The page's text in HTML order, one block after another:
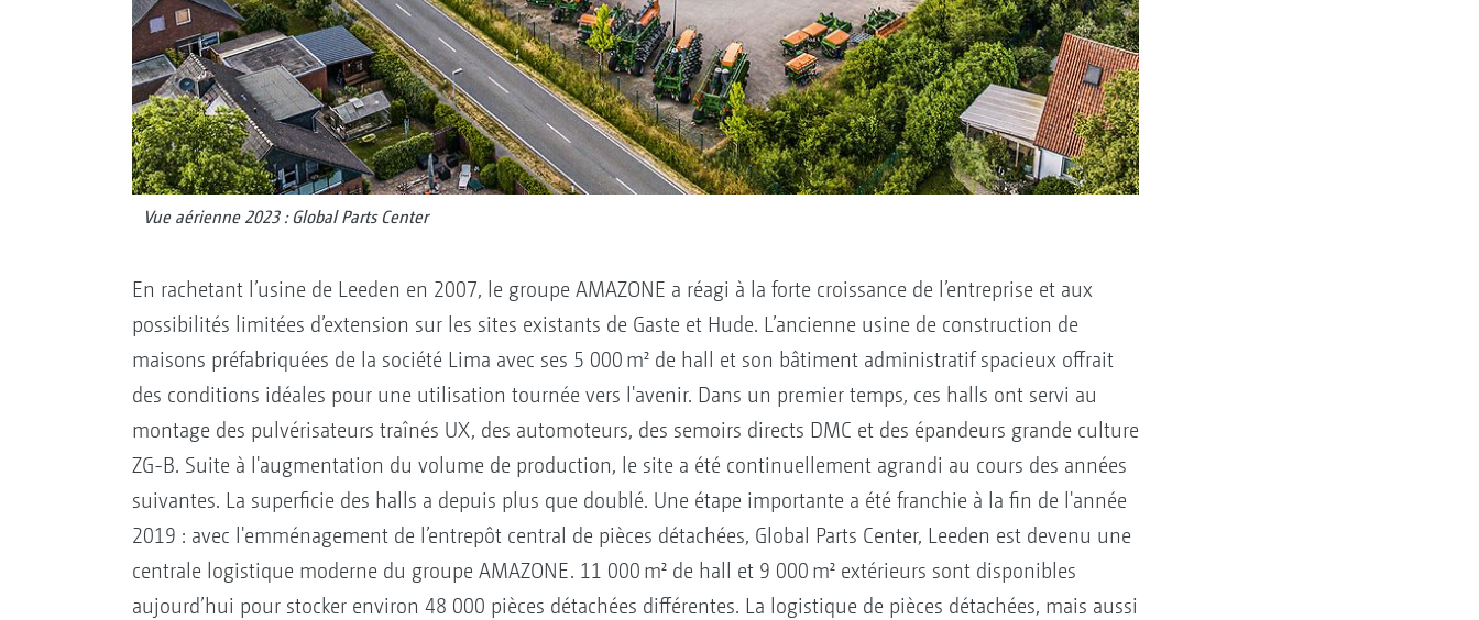
Vue aérienne 2023 : Global Parts Center
En rachetant l’usine de Leeden en 2007, le groupe AMAZONE a réagi à la forte croissance de l’entreprise et aux
possibilités limitées d’extension sur les sites existants de Gaste et Hude. L’ancienne usine de construction de
maisons préfabriquées de la société Lima avec ses 5 000 m² de hall et son bâtiment administratif spacieux offrait
des conditions idéales pour une utilisation tournée vers l'avenir. Dans un premier temps, ces halls ont servi au
montage des pulvérisateurs traînés UX, des automoteurs, des semoirs directs DMC et des épandeurs grande culture
ZG-B. Suite à l'augmentation du volume de production, le site a été continuellement agrandi au cours des années
suivantes. La superficie des halls a depuis plus que doublé. Une étape importante a été franchie à la fin de l'année
2019 : avec l'emménagement de l’entrepôt central de pièces détachées, Global Parts Center, Leeden est devenu une
centrale logistique moderne du groupe AMAZONE. 11 000 m² de hall et 9 000 m² extérieurs sont disponibles
aujourd’hui pour stocker environ 48 000 pièces détachées différentes. La logistique de pièces détachées, mais aussi